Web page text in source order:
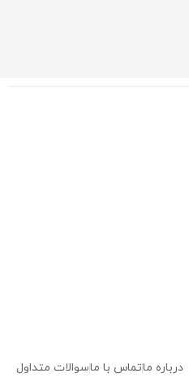
درباره ماتماس با ماسوالات متداول